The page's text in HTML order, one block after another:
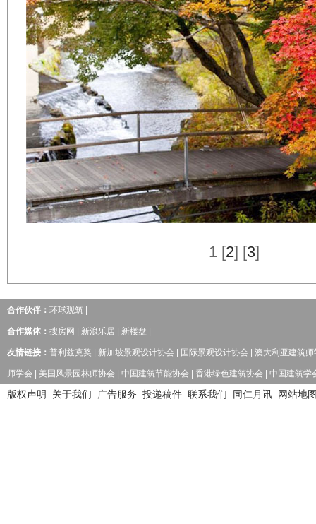
1 [2] [3]
合作伙伴： 环球观筑
合作媒体： 搜房网 新浪乐居 新楼盘
友情链接： 普利兹克奖 新加坡景观设计协会 国际景观设计协会 澳大利亚建筑师
师学会 美国风景园林师协会 中国建筑节能协会 香港绿色建筑协会 中国建筑学
版权声明 关于我们 广告服务 投递稿件 联系我们 同仁月讯 网站地